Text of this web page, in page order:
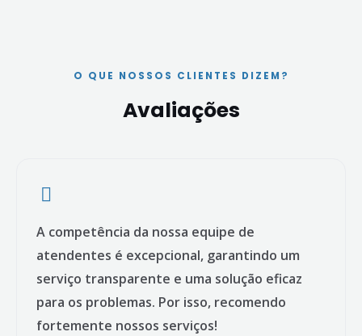
O QUE NOSSOS CLIENTES DIZEM?
Avaliações
A competência da nossa equipe de
atendentes é excepcional, garantindo um
serviço transparente e uma solução eficaz
para os problemas. Por isso, recomendo
fortemente nossos serviços!